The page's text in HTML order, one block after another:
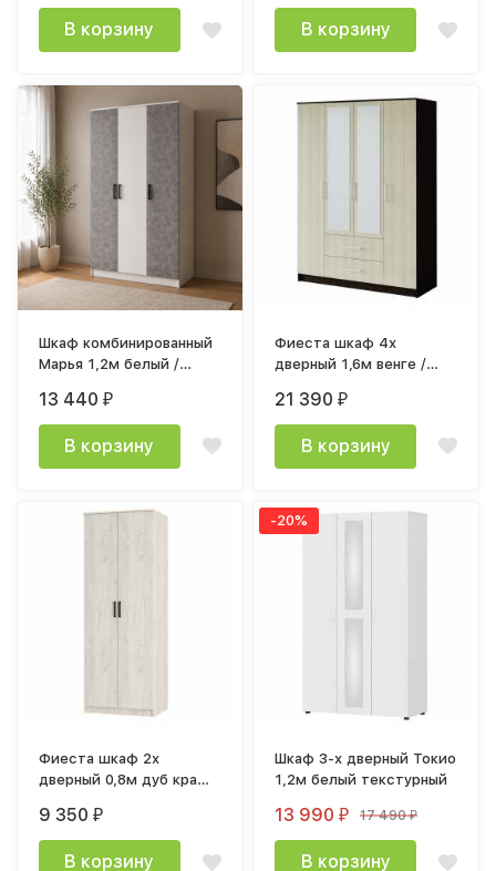
лдсп кашемир / зеркало
В корзину В корзину
Шкаф комбинированный
Марья 1,2м белый /
13 440₽
В корзину
Фиеста шкаф 4х
дверный 1,6м венге /
21 390₽
В корзину
Фиеста шкаф 2х
дверный 0,8м дуб крафт
9 350₽
В корзину
-20%
Шкаф 3-х дверный Токио
1,2м белый текстурный
13 990₽ 17 490₽
В корзину